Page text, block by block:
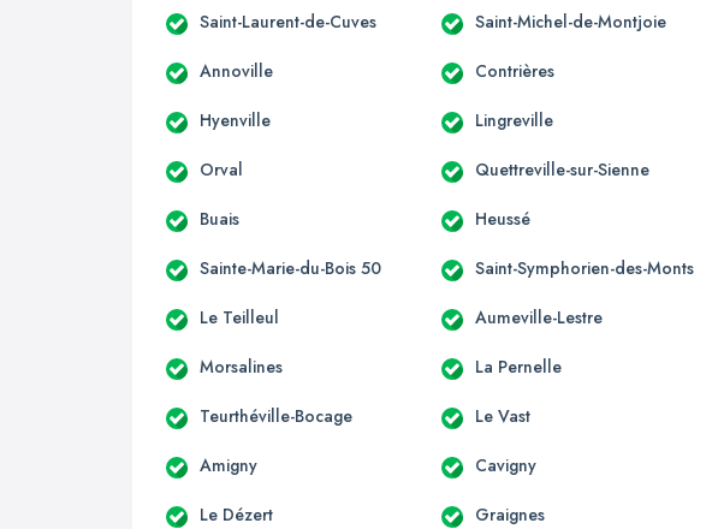
Saint-Laurent-de-Cuves Saint-Michel-de-Montjoie
Annoville Contrières
Hyenville Lingreville
Orval Quettreville-sur-Sienne
Buais Heussé
Sainte-Marie-du-Bois 50 Saint-Symphorien-des-Monts
Le Teilleul Aumeville-Lestre
Morsalines La Pernelle
Teurthéville-Bocage Le Vast
Amigny Cavigny
Le Dézert Graignes